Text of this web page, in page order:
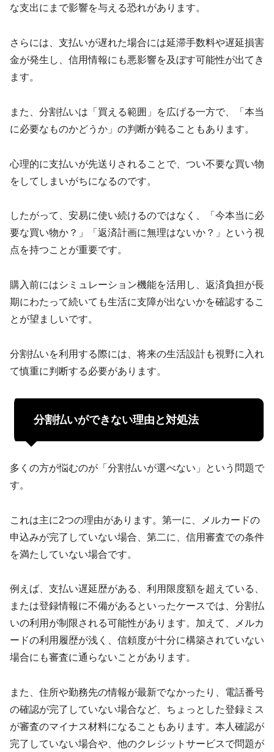
な支出にまで影響を与える恐れがあります。
さらには、支払いが遅れた場合には延滞手数料や遅延損害
金が発生し、信用情報にも悪影響を及ぼす可能性が出てき
ます。
また、分割払いは「買える範囲」を広げる一方で、「本当
に必要なものかどうか」の判断が鈍ることもあります。
心理的に支払いが先送りされることで、つい不要な買い物
をしてしまいがちになるのです。
したがって、安易に使い続けるのではなく、「今本当に必
要な買い物か？」「返済計画に無理はないか？」という視
点を持つことが重要です。
購入前にはシミュレーション機能を活用し、返済負担が長
期にわたって続いても生活に支障が出ないかを確認するこ
とが望ましいです。
分割払いを利用する際には、将来の生活設計も視野に入れ
て慎重に判断する必要があります。
分割払いができない理由と対処法
多くの方が悩むのが「分割払いが選べない」という問題で
す。
これは主に2つの理由があります。第一に、メルカードの
申込みが完了していない場合、第二に、信用審査での条件
を満たしていない場合です。
例えば、支払い遅延歴がある、利用限度額を超えている、
または登録情報に不備があるといったケースでは、分割払
いの利用が制限される可能性があります。加えて、メルカ
ードの利用履歴が浅く、信頼度が十分に構築されていない
場合にも審査に通らないことがあります。
また、住所や勤務先の情報が最新でなかったり、電話番号
の確認が完了していない場合など、ちょっとした登録ミス
が審査のマイナス材料になることもあります。本人確認が
完了していない場合や、他のクレジットサービスで問題が